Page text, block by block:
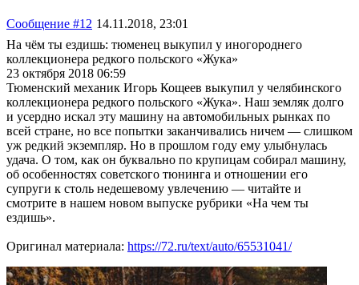
Сообщение #12 14.11.2018, 23:01
На чём ты ездишь: тюменец выкупил у иногороднего
коллекционера редкого польского «Жука»
23 октября 2018 06:59
Тюменский механик Игорь Кощеев выкупил у челябинского
коллекционера редкого польского «Жука». Наш земляк долго
и усердно искал эту машину на автомобильных рынках по
всей стране, но все попытки заканчивались ничем — слишком
уж редкий экземпляр. Но в прошлом году ему улыбнулась
удача. О том, как он буквально по крупицам собирал машину,
об особенностях советского тюнинга и отношении его
супруги к столь недешевому увлечению — читайте и
смотрите в нашем новом выпуске рубрики «На чем ты
ездишь».
Оригинал материала: https://72.ru/text/auto/65531041/